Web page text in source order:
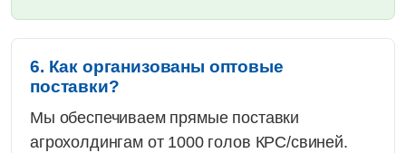
6. Как организованы оптовые
поставки?
Мы обеспечиваем прямые поставки
агрохолдингам от 1000 голов КРС/свиней.